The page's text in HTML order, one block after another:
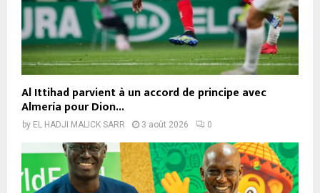
Al Ittihad parvient à un accord de principe avec
Almería pour Dion...
by EL HADJI MALICK SARR 3 août 2026 0